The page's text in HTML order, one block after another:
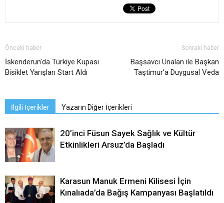
Önceki haber
İskenderun’da Türkiye Kupası
Bisiklet Yarışları Start Aldı
Sonraki haber
Başsavcı Ünalan ile Başkan
Taştimur’a Duygusal Veda
İlgili İçerikler Yazarın Diğer İçerikleri
20’inci Füsun Sayek Sağlık ve Kültür
Etkinlikleri Arsuz’da Başladı
Karasun Manuk Ermeni Kilisesi İçin
Kınalıada’da Bağış Kampanyası Başlatıldı